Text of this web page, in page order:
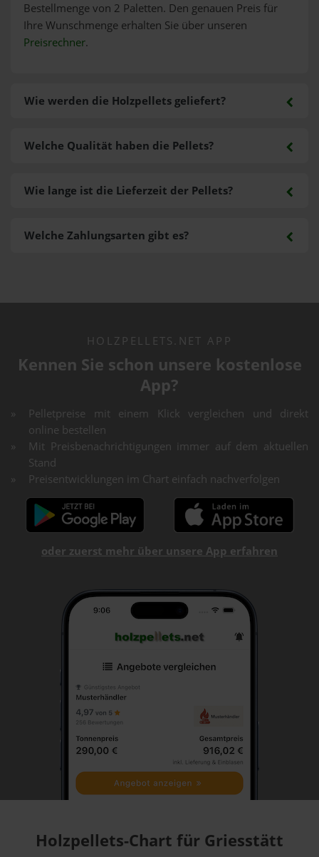
Bestellmenge von 2 Paletten. Den genauen Preis für
Ihre Wunschmenge erhalten Sie über unseren
Preisrechner.
Wie werden die Holzpellets geliefert?
Welche Zahlungsarten gibt es?
Welche Qualität haben die Pellets?
Wie lange ist die Lieferzeit der Pellets?
HOLZPELLETS.NET APP
Kennen Sie schon unsere kostenlose
App?
Pelletpreise mit einem Klick vergleichen und direkt
online bestellen
Mit Preisbenachrichtigungen immer auf dem aktuellen
Stand
Preisentwicklungen im Chart einfach nachverfolgen
oder zuerst mehr über unsere App erfahren
Holzpellets-Chart für Griesstätt